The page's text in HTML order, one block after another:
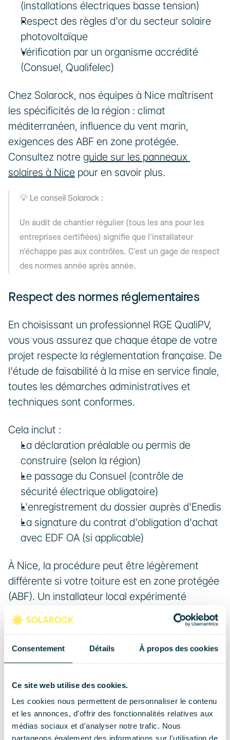
Consentement Détails À propos des cookies
Ce site web utilise des cookies.
Les cookies nous permettent de personnaliser le contenu
et les annonces, d'offrir des fonctionnalités relatives aux
médias sociaux et d'analyser notre trafic. Nous
partageons également des informations sur l'utilisation de
(installations électriques basse tension)
Respect des règles d'or du secteur solaire
photovoltaïque
Vérification par un organisme accrédité
(Consuel, Qualifelec)
Chez Solarock, nos équipes à Nice maîtrisent
les spécificités de la région : climat
méditerranéen, influence du vent marin,
exigences des ABF en zone protégée.
Consultez notre guide sur les panneaux
solaires à Nice pour en savoir plus.
💡 Le conseil Solarock :
Un audit de chantier régulier (tous les ans pour les
entreprises certifiées) signifie que l'installateur
n'échappe pas aux contrôles. C'est un gage de respect
des normes année après année.
Respect des normes réglementaires
En choisissant un professionnel RGE QualiPV,
vous vous assurez que chaque étape de votre
projet respecte la réglementation française. De
l'étude de faisabilité à la mise en service finale,
toutes les démarches administratives et
techniques sont conformes.
Cela inclut :
La déclaration préalable ou permis de
construire (selon la région)
Le passage du Consuel (contrôle de
sécurité électrique obligatoire)
L'enregistrement du dossier auprès d'Enedis
La signature du contrat d'obligation d'achat
avec EDF OA (si applicable)
À Nice, la procédure peut être légèrement
différente si votre toiture est en zone protégée
(ABF). Un installateur local expérimenté
connaît ces subtilités. Consultez nos articles
sur l'ABF et le solaire
pour comprendre cette
contrainte spécifique.
C'est l'avantage majeur : sans certification
RGE QualiPV, vous n'accédez pas aux aides
publiques ni à l'obligation d'achat EDF OA. Voici